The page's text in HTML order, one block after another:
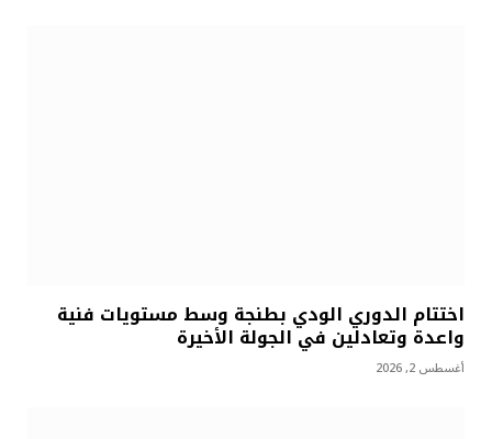
اختتام الدوري الودي بطنجة وسط مستويات فنية
واعدة وتعادلين في الجولة الأخيرة
أغسطس 2, 2026